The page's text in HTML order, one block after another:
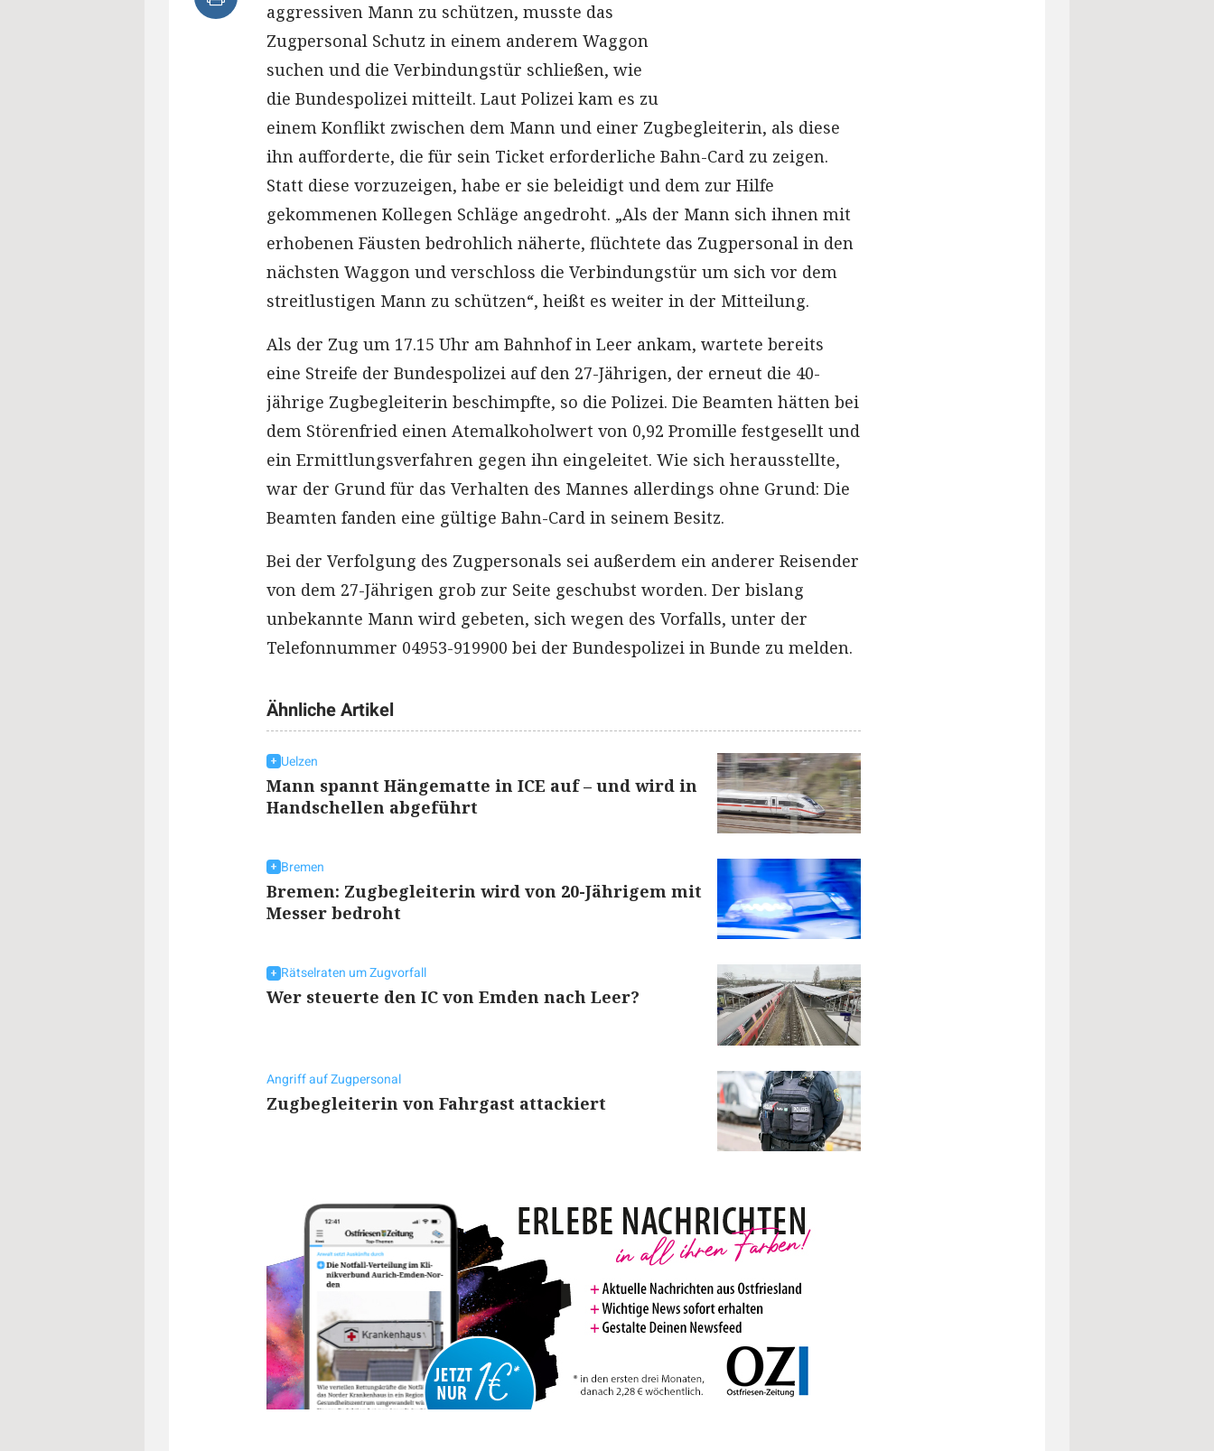
aggressiven Mann zu schützen, musste das
Zugpersonal Schutz in einem anderem Waggon
suchen und die Verbindungstür schließen, wie
die Bundespolizei mitteilt. Laut Polizei kam es zu
einem Konflikt zwischen dem Mann und einer Zugbegleiterin, als diese
ihn aufforderte, die für sein Ticket erforderliche Bahn-Card zu zeigen.
Statt diese vorzuzeigen, habe er sie beleidigt und dem zur Hilfe
gekommenen Kollegen Schläge angedroht. „Als der Mann sich ihnen mit
erhobenen Fäusten bedrohlich näherte, flüchtete das Zugpersonal in den
nächsten Waggon und verschloss die Verbindungstür um sich vor dem
streitlustigen Mann zu schützen“, heißt es weiter in der Mitteilung.
Als der Zug um 17.15 Uhr am Bahnhof in Leer ankam, wartete bereits
eine Streife der Bundespolizei auf den 27-Jährigen, der erneut die 40-
jährige Zugbegleiterin beschimpfte, so die Polizei. Die Beamten hätten bei
dem Störenfried einen Atemalkoholwert von 0,92 Promille festgesellt und
ein Ermittlungsverfahren gegen ihn eingeleitet. Wie sich herausstellte,
war der Grund für das Verhalten des Mannes allerdings ohne Grund: Die
Beamten fanden eine gültige Bahn-Card in seinem Besitz.
Bei der Verfolgung des Zugpersonals sei außerdem ein anderer Reisender
von dem 27-Jährigen grob zur Seite geschubst worden. Der bislang
unbekannte Mann wird gebeten, sich wegen des Vorfalls, unter der
Telefonnummer 04953-919900 bei der Bundespolizei in Bunde zu melden.
Ähnliche Artikel
Uelzen
Mann spannt Hängematte in ICE auf – und wird in
Handschellen abgeführt
Bremen
Bremen: Zugbegleiterin wird von 20-Jährigem mit
Messer bedroht
Rätselraten um Zugvorfall
Wer steuerte den IC von Emden nach Leer?
Angriff auf Zugpersonal
Zugbegleiterin von Fahrgast attackiert